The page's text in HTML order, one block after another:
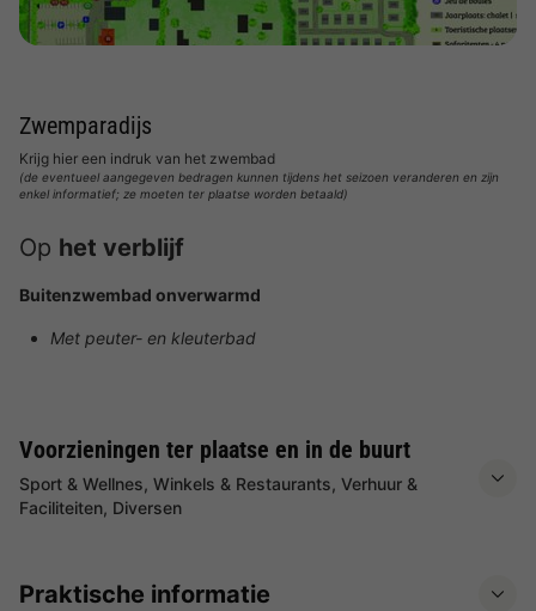
Zwemparadijs
Krijg hier een indruk van het zwembad
(de eventueel aangegeven bedragen kunnen tijdens het seizoen veranderen en zijn
enkel informatief; ze moeten ter plaatse worden betaald)
Op het verblijf
Buitenzwembad onverwarmd
Met peuter- en kleuterbad
Voorzieningen ter plaatse en in de buurt
Sport & Wellnes, Winkels & Restaurants, Verhuur &
Faciliteiten, Diversen
Praktische informatie